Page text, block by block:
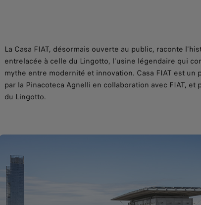
La Casa FIAT, désormais ouverte au public, raconte
entrelacée à celle du Lingotto, l'usine légendaire qui
mythe entre modernité et innovation. Casa FIAT est un
par la Pinacoteca Agnelli en collaboration avec FIAT,
du Lingotto.